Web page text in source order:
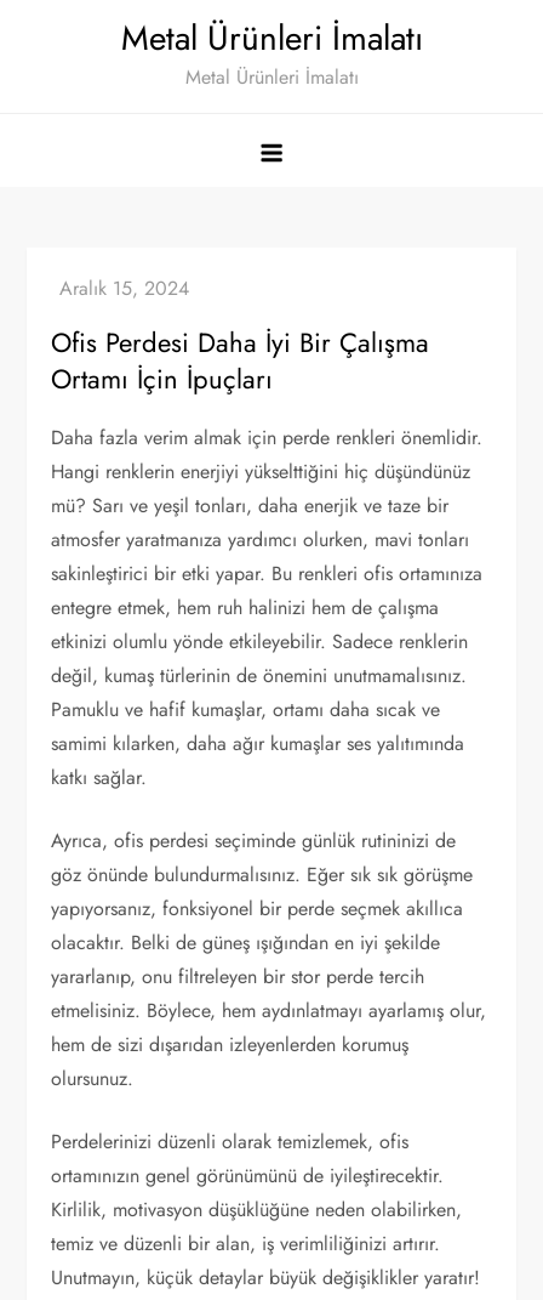
Metal Ürünleri İmalatı
Metal Ürünleri İmalatı
Ofis Perdesi Daha İyi Bir Çalışma
Ortamı İçin İpuçları
Daha fazla verim almak için perde renkleri önemlidir.
Hangi renklerin enerjiyi yükselttiğini hiç düşündünüz
mü? Sarı ve yeşil tonları, daha enerjik ve taze bir
atmosfer yaratmanıza yardımcı olurken, mavi tonları
sakinleştirici bir etki yapar. Bu renkleri ofis ortamınıza
entegre etmek, hem ruh halinizi hem de çalışma
etkinizi olumlu yönde etkileyebilir. Sadece renklerin
değil, kumaş türlerinin de önemini unutmamalısınız.
Pamuklu ve hafif kumaşlar, ortamı daha sıcak ve
samimi kılarken, daha ağır kumaşlar ses yalıtımında
katkı sağlar.
Ayrıca, ofis perdesi seçiminde günlük rutininizi de
göz önünde bulundurmalısınız. Eğer sık sık görüşme
yapıyorsanız, fonksiyonel bir perde seçmek akıllıca
olacaktır. Belki de güneş ışığından en iyi şekilde
yararlanıp, onu filtreleyen bir stor perde tercih
etmelisiniz. Böylece, hem aydınlatmayı ayarlamış olur,
hem de sizi dışarıdan izleyenlerden korumuş
olursunuz.
Perdelerinizi düzenli olarak temizlemek, ofis
ortamınızın genel görünümünü de iyileştirecektir.
Kirlilik, motivasyon düşüklüğüne neden olabilirken,
temiz ve düzenli bir alan, iş verimliliğinizi artırır.
Unutmayın, küçük detaylar büyük değişiklikler yaratır!